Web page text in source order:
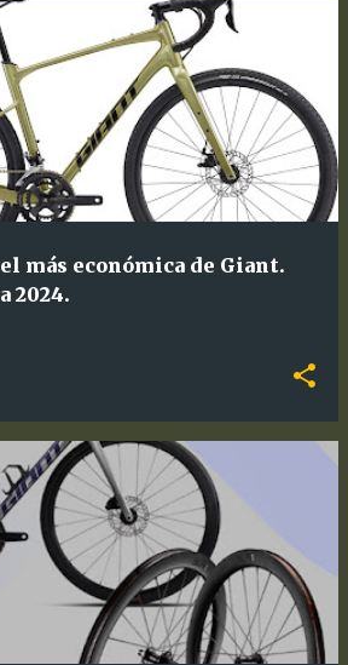
más económica de Giant.
2024.